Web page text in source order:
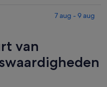
7 aug - 9 aug
van